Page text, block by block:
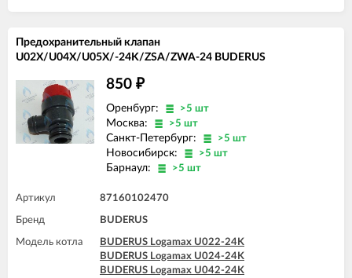
Предохранительный клапан
U02X/U04X/U05X/-24K/ZSA/ZWA-24 BUDERUS
850 ₽
Оренбург: >5 шт
Москва: >5 шт
Санкт-Петербург: >5 шт
Новосибирск: >5 шт
Барнаул: >5 шт
Артикул 87160102470
Бренд BUDERUS
Модель котла
BUDERUS Logamax U022-24K
BUDERUS Logamax U024-24K
BUDERUS Logamax U042-24K